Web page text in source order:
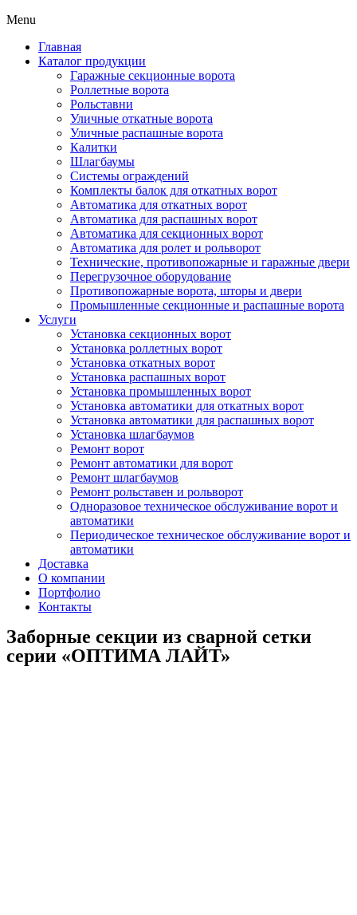
Menu
Главная
Каталог продукции
Гаражные секционные ворота
Роллетные ворота
Рольставни
Уличные откатные ворота
Уличные распашные ворота
Калитки
Шлагбаумы
Системы ограждений
Комплекты балок для откатных ворот
Автоматика для откатных ворот
Автоматика для распашных ворот
Автоматика для секционных ворот
Автоматика для ролет и рольворот
Технические, противопожарные и гаражные двери
Перегрузочное оборудование
Противопожарные ворота, шторы и двери
Промышленные секционные и распашные ворота
Услуги
Установка секционных ворот
Установка роллетных ворот
Установка откатных ворот
Установка распашных ворот
Установка промышленных ворот
Установка автоматики для откатных ворот
Установка автоматики для распашных ворот
Установка шлагбаумов
Ремонт ворот
Ремонт автоматики для ворот
Ремонт шлагбаумов
Ремонт рольставен и рольворот
Одноразовое техническое обслуживание ворот и
автоматики
Периодическое техническое обслуживание ворот и
автоматики
Доставка
О компании
Портфолио
Контакты
Заборные секции из сварной сетки
серии «ОПТИМА ЛАЙТ»